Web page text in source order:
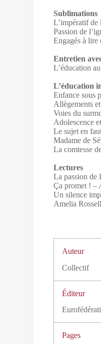
Sublimations
L’impératif de
Passion de
Engagés à lire
Entretien
L’éducation
L’éducation
Enfance sous
Allègements
Voies du
Adolescence
Le sujet en
Madame de
La comtesse
Lectures
La passion de
Ça promet !–
Un silence
Amelia
Auteur
Collectif
Éditeur
Pages